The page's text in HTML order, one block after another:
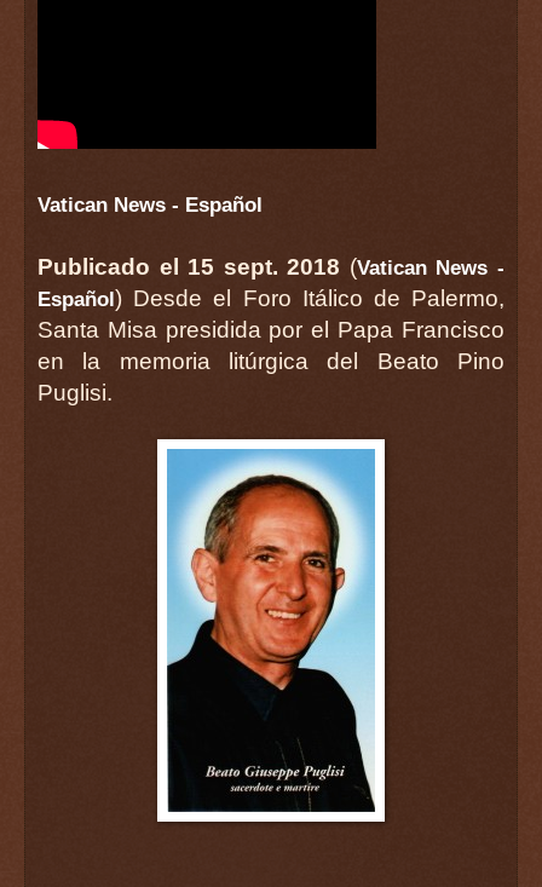
Vatican News - Español
Publicado el 15 sept. 2018 (Vatican News -
Español) Desde el Foro Itálico de Palermo,
Santa Misa presidida por el Papa Francisco
en la memoria litúrgica del Beato Pino
Puglisi.